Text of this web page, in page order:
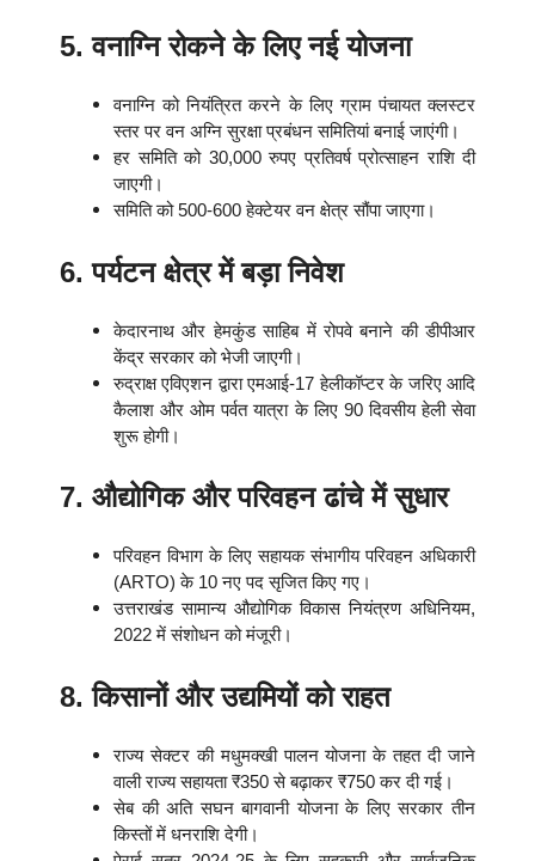
5. वनाग्नि रोकने के लिए नई योजना
वनाग्नि को नियंत्रित करने के लिए ग्राम पंचायत क्लस्टर
स्तर पर वन अग्नि सुरक्षा प्रबंधन समितियां बनाई जाएंगी।
हर समिति को 30,000 रुपए प्रतिवर्ष प्रोत्साहन राशि दी
जाएगी।
समिति को 500-600 हेक्टेयर वन क्षेत्र सौंपा जाएगा।
6. पर्यटन क्षेत्र में बड़ा निवेश
केदारनाथ और हेमकुंड साहिब में रोपवे बनाने की डीपीआर
केंद्र सरकार को भेजी जाएगी।
रुद्राक्ष एविएशन द्वारा एमआई-17 हेलीकॉप्टर के जरिए आदि
कैलाश और ओम पर्वत यात्रा के लिए 90 दिवसीय हेली सेवा
शुरू होगी।
7. औद्योगिक और परिवहन ढांचे में सुधार
परिवहन विभाग के लिए सहायक संभागीय परिवहन अधिकारी
(ARTO) के 10 नए पद सृजित किए गए।
उत्तराखंड सामान्य औद्योगिक विकास नियंत्रण अधिनियम,
2022 में संशोधन को मंजूरी।
8. किसानों और उद्यमियों को राहत
राज्य सेक्टर की मधुमक्खी पालन योजना के तहत दी जाने
वाली राज्य सहायता ₹350 से बढ़ाकर ₹750 कर दी गई।
सेब की अति सघन बागवानी योजना के लिए सरकार तीन
किस्तों में धनराशि देगी।